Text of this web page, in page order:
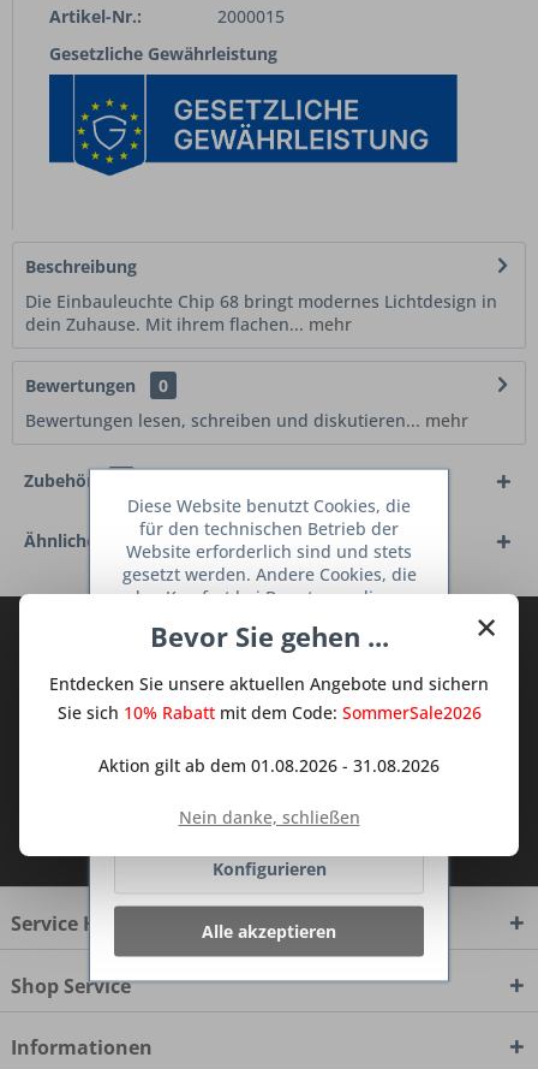
Artikel-Nr.:
2000015
Gesetzliche Gewährleistung
Beschreibung
Die Einbauleuchte Chip 68 bringt modernes Lichtdesign in
dein Zuhause. Mit ihrem flachen... mehr
Bewertungen
0
Bewertungen lesen, schreiben und diskutieren... mehr
Zubehör
Ähnliche Artikel
Abonnieren Sie den kostenlosen Deine
Sie keine Neuigkeit oder Aktion mehr aus
dem Traum Küchen - Shop.
Ich habe dieDatenschutzbestimmungen
zur Kenntnis genommen.
Service Hotline
Shop Service
Informationen
×
Bevor Sie gehen ...
Entdecken Sie unsere aktuellen Angebote und sichern
Sie sich 10% Rabattmit dem Code: SommerSale2026
Aktion gilt ab dem 01.08.2026 - 31.08.2026
Nein danke, schließen
Diese Website benutzt Cookies, die
für den technischen Betrieb der
Website erforderlich sind und stets
gesetzt werden. Andere Cookies, die
den Komfort bei Benutzung dieser
dienen oder die Interaktion mit
Netzwerken vereinfachen sollen,
werden nur mit Ihrer Zustimmung
Ablehnen
Konfigurieren
Alle akzeptieren